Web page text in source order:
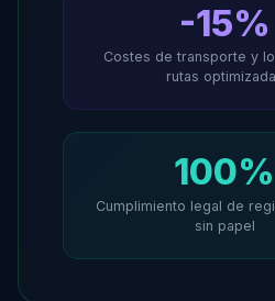
-15%
Costes de transporte y
rutas
100%
Cumplimiento legal de
sin papel